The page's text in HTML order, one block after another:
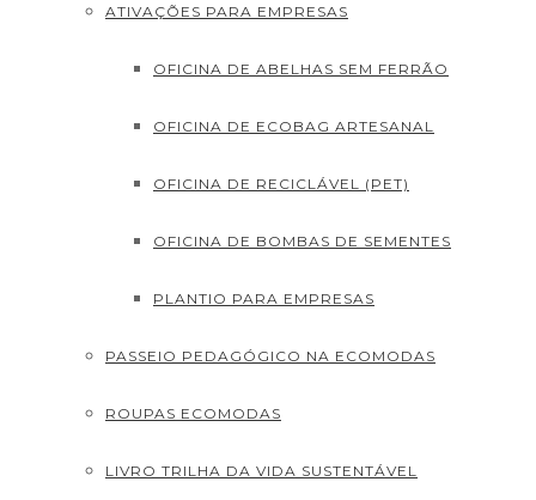
ATIVAÇÕES PARA EMPRESAS
OFICINA DE ABELHAS SEM FERRÃO
OFICINA DE ECOBAG ARTESANAL
OFICINA DE RECICLÁVEL (PET)
OFICINA DE BOMBAS DE SEMENTES
PLANTIO PARA EMPRESAS
PASSEIO PEDAGÓGICO NA ECOMODAS
ROUPAS ECOMODAS
LIVRO TRILHA DA VIDA SUSTENTÁVEL